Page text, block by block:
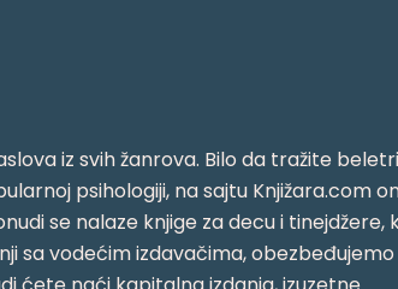
iz svih žanrova. Bilo da tražite
psihologiji, na sajtu Knjižara.com
se nalaze knjige za decu i tinejdžere,
sa vodećim izdavačima,